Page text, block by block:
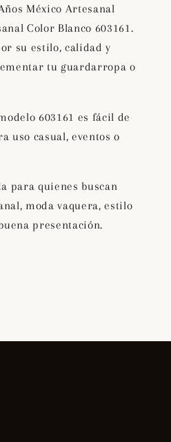
México Artesanal
Color Blanco 603161.
su estilo, calidad y
tu guardarropa o
603161 es fácil de
uso casual, eventos o
para quienes buscan
moda vaquera, estilo
presentación.